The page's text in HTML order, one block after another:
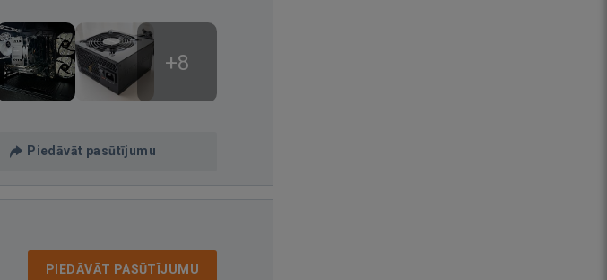
+8
Piedāvāt pasūtījumu
PIEDĀVĀT PASŪTĪJUMU